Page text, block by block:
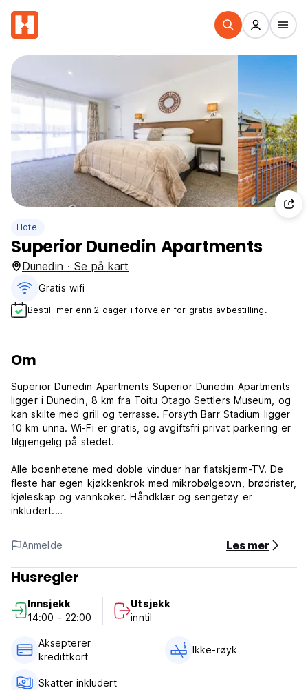
Hotel
Superior Dunedin Apartments
Dunedin · Se på kart
Gratis wifi‎
Bestill mer enn 2 dager i forveien for gratis avbestilling.
Om
Superior Dunedin Apartments Superior Dunedin Apartments
ligger i Dunedin, 8 km fra Toitu Otago Settlers Museum, og
kan skilte med grill og terrasse. Forsyth Barr Stadium ligger
10 km unna. Wi-Fi er gratis, og avgiftsfri privat parkering er
tilgjengelig på stedet.
Alle boenhetene med doble vinduer har flatskjerm-TV. De
fleste har egen kjøkkenkrok med mikrobølgeovn, brødrister,
kjøleskap og vannkoker. Håndklær og sengetøy er
inkludert.
Spesielt par liker beliggenheten
(Auto-translated from original language)
Anmelde Les mer
Husregler
Innsjekk
14:00 - 22:00
Utsjekk
inntil
Aksepterer
kredittkort
Ikke-røyk
Skatter inkludert